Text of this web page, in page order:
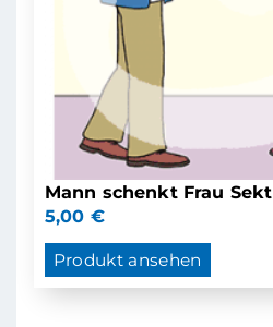
Mann schenkt Frau Sekt
5,00 €
Produkt ansehen